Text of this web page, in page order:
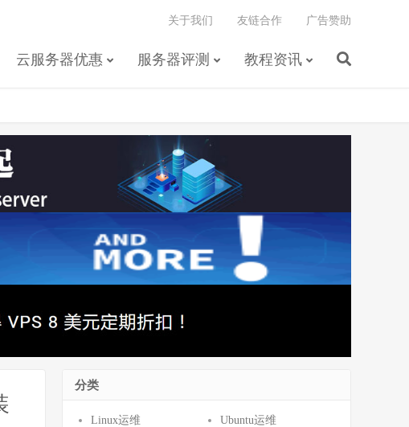
云服务器优惠 服务器评测 教程资讯
关于我们 友链合作 广告赞助
分类
Linux运维
Ubuntu运维